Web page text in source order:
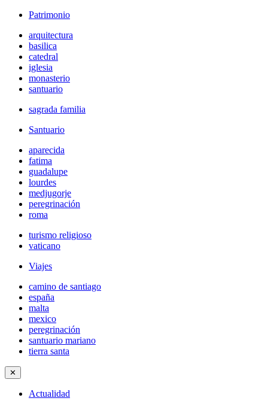
Patrimonio
arquitectura
basilica
catedral
iglesia
monasterio
santuario
sagrada familia
Santuario
aparecida
fatima
guadalupe
lourdes
medjugorje
peregrinación
roma
turismo religioso
vaticano
Viajes
camino de santiago
españa
malta
mexico
peregrinación
santuario mariano
tierra santa
✕
Actualidad